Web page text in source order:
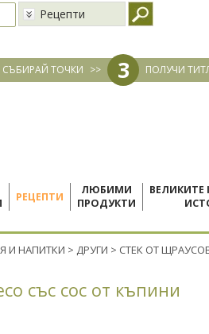
Рецепти
СЪБИРАЙ ТОЧКИ >> 3 ПОЛУЧИ
РЕЦЕПТИ
ЛЮБИМИ
ПРОДУКТИ
ВЕЛИКИТЕ
И НАПИТКИ > ДРУГИ > СТЕК ОТ
със сос от къпини